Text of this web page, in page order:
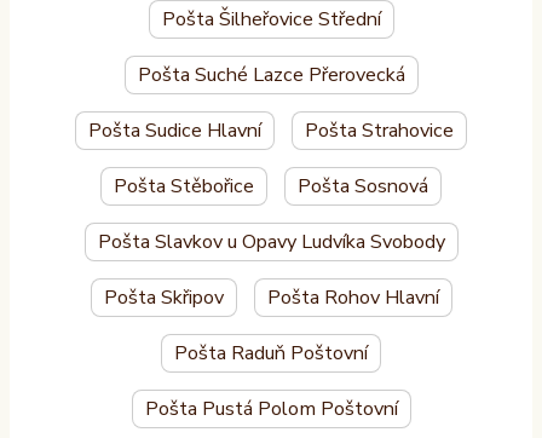
Pošta Šilheřovice Střední
Pošta Suché Lazce Přerovecká
Pošta Sudice Hlavní Pošta Strahovice
Pošta Stěbořice Pošta Sosnová
Pošta Slavkov u Opavy Ludvíka Svobody
Pošta Skřipov Pošta Rohov Hlavní
Pošta Raduň Poštovní
Pošta Pustá Polom Poštovní